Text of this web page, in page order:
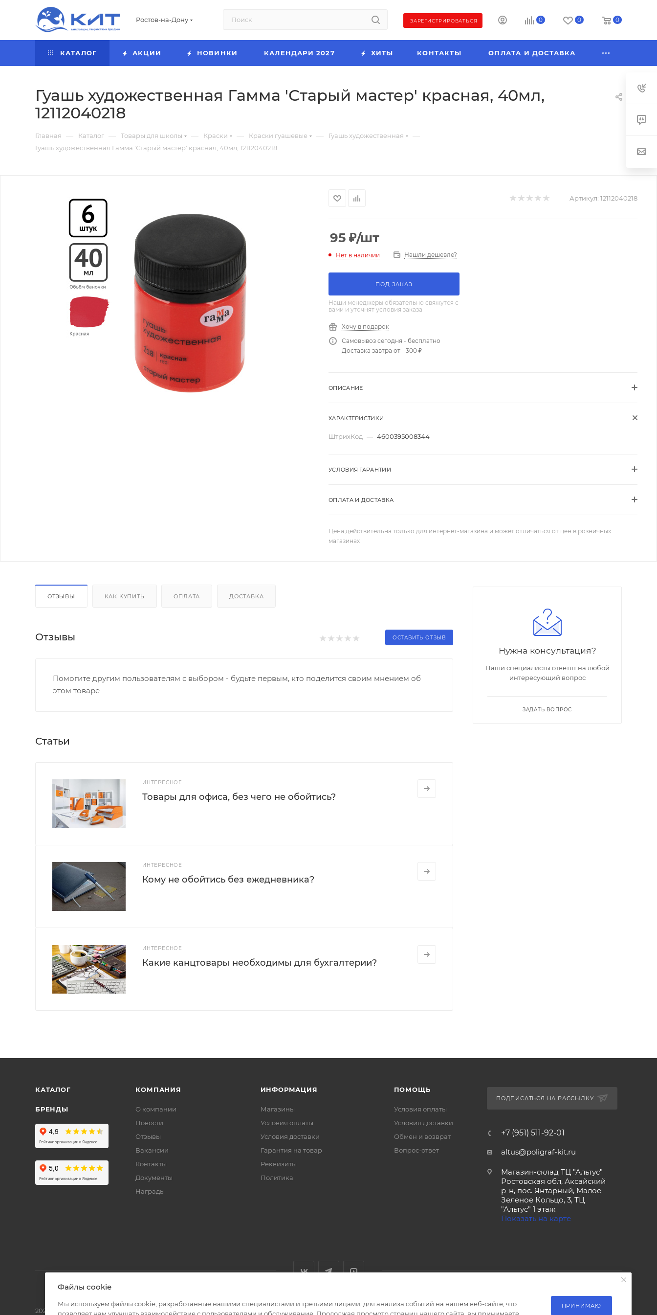
Ростов-на-Дону ЗАРЕГИСТРИРОВАТЬСЯ 0 0 0
КАТАЛОГ АКЦИИ НОВИНКИ КАЛЕНДАРИ 2027 ХИТЫ КОНТАКТЫ ОПЛАТА И ДОСТАВКА
Гуашь художественная Гамма 'Старый мастер' красная, 40мл,
12112040218
Главная — Каталог — Товары для школы — Краски — Краски гуашевые — Гуашь художественная —
Гуашь художественная Гамма 'Старый мастер' красная, 40мл, 12112040218
Артикул: 12112040218
95 ₽/шт
Нет в наличии Нашли дешевле?
ПОД ЗАКАЗ
Наши менеджеры обязательно свяжутся с
вами и уточнят условия заказа
Хочу в подарок
Самовывоз сегодня - бесплатно
Доставка завтра от - 300 ₽
ОПИСАНИЕ
ХАРАКТЕРИСТИКИ
ШтрихКод — 4600395008344
УСЛОВИЯ ГАРАНТИИ
ОПЛАТА И ДОСТАВКА
Цена действительна только для интернет-магазина и может отличаться от цен в розничных
магазинах
ОТЗЫВЫ КАК КУПИТЬ ОПЛАТА ДОСТАВКА
Отзывы ОСТАВИТЬ ОТЗЫВ
Помогите другим пользователям с выбором - будьте первым, кто поделится своим мнением об
этом товаре
Статьи
ИНТЕРЕСНОЕ
Товары для офиса, без чего не обойтись?
ИНТЕРЕСНОЕ
Кому не обойтись без ежедневника?
ИНТЕРЕСНОЕ
Какие канцтовары необходимы для бухгалтерии?
Нужна консультация?
Наши специалисты ответят на любой
интересующий вопрос
ЗАДАТЬ ВОПРОС
КАТАЛОГ
БРЕНДЫ
КОМПАНИЯ
О компании
Новости
Отзывы
Вакансии
Контакты
Документы
Награды
ИНФОРМАЦИЯ
Магазины
Условия оплаты
Условия доставки
Гарантия на товар
Реквизиты
Политика
ПОМОЩЬ
Условия оплаты
Условия доставки
Обмен и возврат
Вопрос-ответ
ПОДПИСАТЬСЯ НА РАССЫЛКУ
+7 (951) 511-92-01
altus@poligraf-kit.ru
Магазин-склад ТЦ "Альтус"
Ростовская обл, Аксайский
р-н, пос. Янтарный, Малое
Зеленое Кольцо, 3, ТЦ
"Альтус" 1 этаж
Показать на карте
2026 © Полиграф кит - интернет-магазин
Файлы cookie
Мы используем файлы cookie, разработанные нашими специалистами и третьими лицами, для анализа событий на нашем веб-сайте, что
ПРИНИМАЮ